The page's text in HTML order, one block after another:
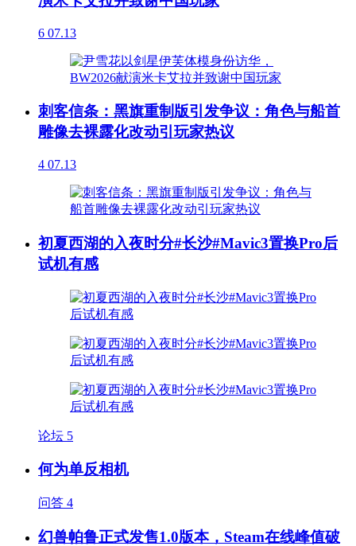
6 07.13
刺客信条：黑旗重制版引发争议：角色与船首
雕像去裸露化改动引玩家热议
4 07.13
初夏西湖的入夜时分#长沙#Mavic3置换Pro后
试机有感
论坛 5
何为单反相机
问答 4
幻兽帕鲁正式发售1.0版本，Steam在线峰值破